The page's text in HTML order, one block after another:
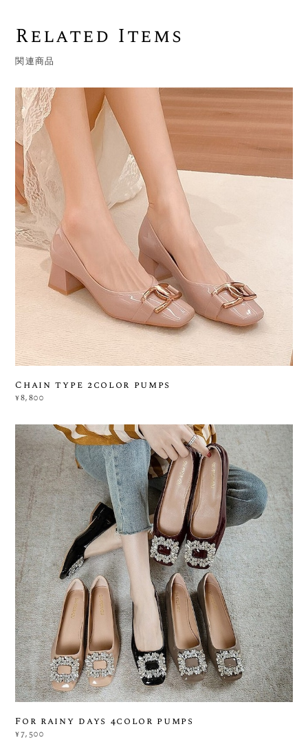
Related Items
関連商品
Chain type 2color pumps
¥8,800
For rainy days 4color pumps
¥7,500